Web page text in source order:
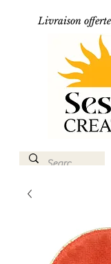
Livraison